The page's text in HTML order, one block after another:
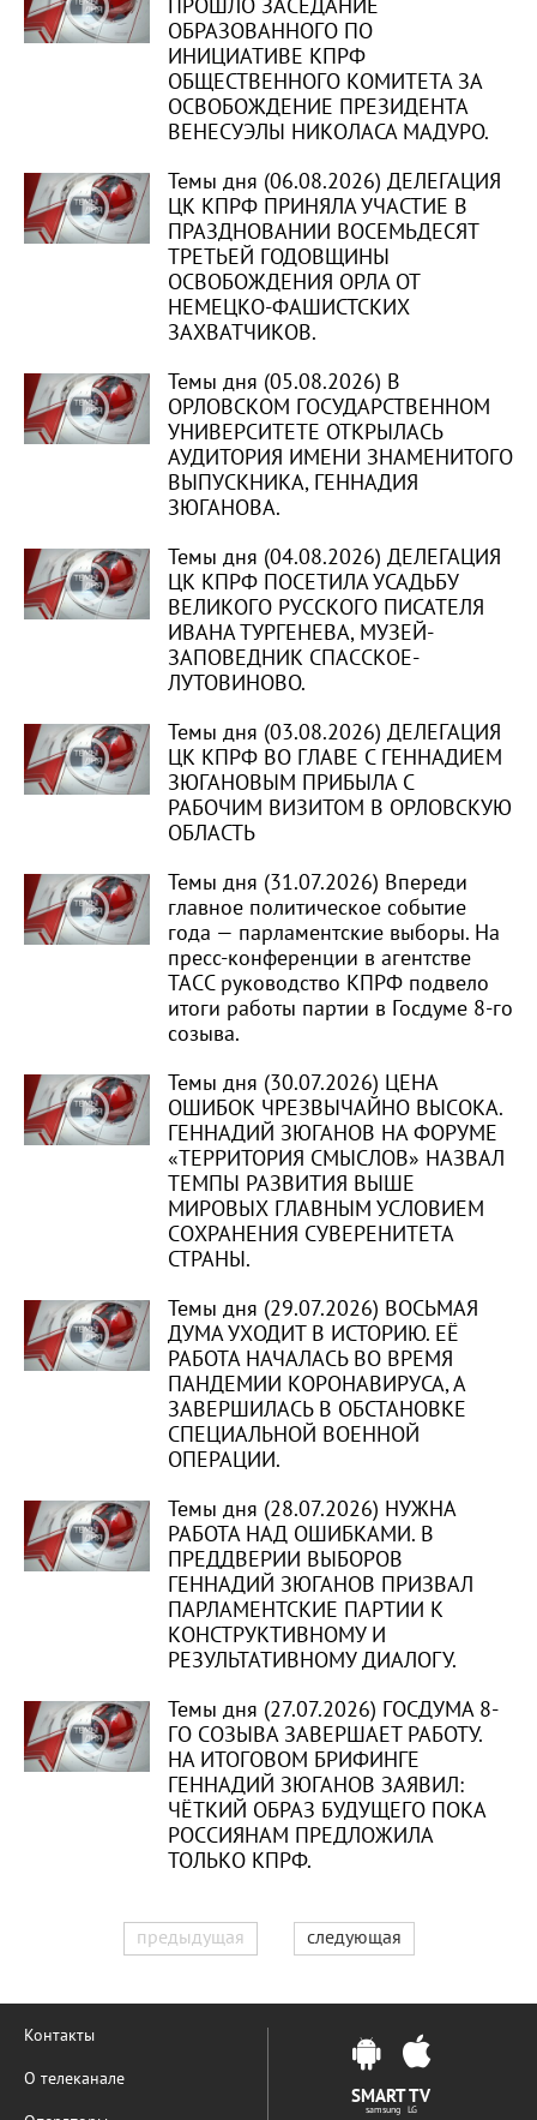
ПРОШЛО ЗАСЕДАНИЕ
ОБРАЗОВАННОГО ПО
ИНИЦИАТИВЕ КПРФ
ОБЩЕСТВЕННОГО КОМИТЕТА ЗА
ОСВОБОЖДЕНИЕ ПРЕЗИДЕНТА
ВЕНЕСУЭЛЫ НИКОЛАСА МАДУРО.
Темы дня (06.08.2026) ДЕЛЕГАЦИЯ
ЦК КПРФ ПРИНЯЛА УЧАСТИЕ В
ПРАЗДНОВАНИИ ВОСЕМЬДЕСЯТ
ТРЕТЬЕЙ ГОДОВЩИНЫ
ОСВОБОЖДЕНИЯ ОРЛА ОТ
НЕМЕЦКО-ФАШИСТСКИХ
ЗАХВАТЧИКОВ.
Темы дня (05.08.2026) В
ОРЛОВСКОМ ГОСУДАРСТВЕННОМ
УНИВЕРСИТЕТЕ ОТКРЫЛАСЬ
АУДИТОРИЯ ИМЕНИ ЗНАМЕНИТОГО
ВЫПУСКНИКА, ГЕННАДИЯ
ЗЮГАНОВА.
Темы дня (04.08.2026) ДЕЛЕГАЦИЯ
ЦК КПРФ ПОСЕТИЛА УСАДЬБУ
ВЕЛИКОГО РУССКОГО ПИСАТЕЛЯ
ИВАНА ТУРГЕНЕВА, МУЗЕЙ-
ЗАПОВЕДНИК СПАССКОЕ-
ЛУТОВИНОВО.
Темы дня (03.08.2026) ДЕЛЕГАЦИЯ
ЦК КПРФ ВО ГЛАВЕ С ГЕННАДИЕМ
ЗЮГАНОВЫМ ПРИБЫЛА С
РАБОЧИМ ВИЗИТОМ В ОРЛОВСКУЮ
ОБЛАСТЬ
Темы дня (31.07.2026) Впереди
главное политическое событие
года — парламентские выборы. На
пресс-конференции в агентстве
ТАСС руководство КПРФ подвело
итоги работы партии в Госдуме 8-го
созыва.
Темы дня (30.07.2026) ЦЕНА
ОШИБОК ЧРЕЗВЫЧАЙНО ВЫСОКА.
ГЕННАДИЙ ЗЮГАНОВ НА ФОРУМЕ
«ТЕРРИТОРИЯ СМЫСЛОВ» НАЗВАЛ
ТЕМПЫ РАЗВИТИЯ ВЫШЕ
МИРОВЫХ ГЛАВНЫМ УСЛОВИЕМ
СОХРАНЕНИЯ СУВЕРЕНИТЕТА
СТРАНЫ.
Темы дня (29.07.2026) ВОСЬМАЯ
ДУМА УХОДИТ В ИСТОРИЮ. ЕЁ
РАБОТА НАЧАЛАСЬ ВО ВРЕМЯ
ПАНДЕМИИ КОРОНАВИРУСА, А
ЗАВЕРШИЛАСЬ В ОБСТАНОВКЕ
СПЕЦИАЛЬНОЙ ВОЕННОЙ
ОПЕРАЦИИ.
Темы дня (28.07.2026) НУЖНА
РАБОТА НАД ОШИБКАМИ. В
ПРЕДДВЕРИИ ВЫБОРОВ
ГЕННАДИЙ ЗЮГАНОВ ПРИЗВАЛ
ПАРЛАМЕНТСКИЕ ПАРТИИ К
КОНСТРУКТИВНОМУ И
РЕЗУЛЬТАТИВНОМУ ДИАЛОГУ.
Темы дня (27.07.2026) ГОСДУМА 8-
ГО СОЗЫВА ЗАВЕРШАЕТ РАБОТУ.
НА ИТОГОВОМ БРИФИНГЕ
ГЕННАДИЙ ЗЮГАНОВ ЗАЯВИЛ:
ЧЁТКИЙ ОБРАЗ БУДУЩЕГО ПОКА
РОССИЯНАМ ПРЕДЛОЖИЛА
ТОЛЬКО КПРФ.
предыдущая следующая
Контакты
О телеканале
SMART TV
samsung LG